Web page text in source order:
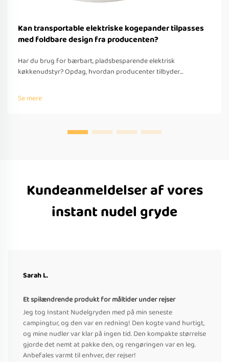
Kan transportable elektriske kogepander tilpasses
med foldbare design fra producenten?
Har du brug for bærbart, pladsbesparende elektrisk
køkkenudstyr? Opdag, hvordan producenter tilbyder
understøttelse, hurtig prototyping og overholdelse af globale
standarder. Anmod om et tilbud i dag.
Se mere
Kundeanmeldelser af vores
instant nudel gryde
Sarah L.
Et spilændrende produkt for måltider under rejser
Jeg tog Instant Nudelgryden med på min seneste
campingtur, og den var en redning! Den kogte vand hurtigt,
og mine nudler var klar på ingen tid. Den kompakte størrelse
gjorde det nemt at pakke den, og rengøringen var en leg.
Anbefales varmt til enhver, der rejser!